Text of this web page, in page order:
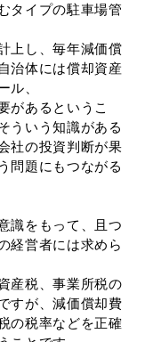
タイプの駐車場管
上し、毎年減価償
治体には償却資産
ル、
があるというこ
ういう知識がある
社の投資判断が果
問題にもつながる
識をもって、且つ
経営者には求めら
産税、事業所税の
すが、減価償却費
の税率などを正確